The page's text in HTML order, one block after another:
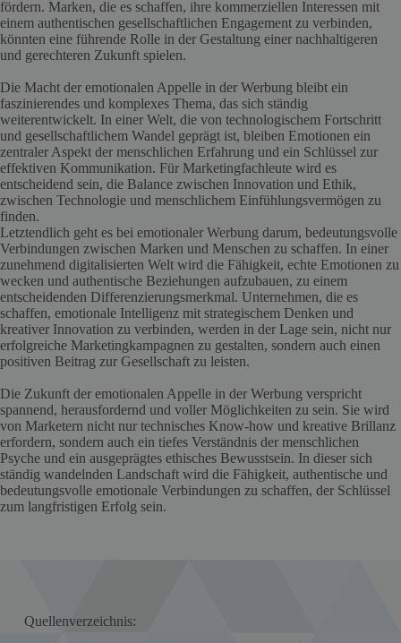
fördern. Marken, die es schaffen, ihre kommerziellen Interessen mit
einem authentischen gesellschaftlichen Engagement zu verbinden,
könnten eine führende Rolle in der Gestaltung einer nachhaltigeren
und gerechteren Zukunft spielen.
Die Macht der emotionalen Appelle in der Werbung bleibt ein
faszinierendes und komplexes Thema, das sich ständig
weiterentwickelt. In einer Welt, die von technologischem Fortschritt
und gesellschaftlichem Wandel geprägt ist, bleiben Emotionen ein
zentraler Aspekt der menschlichen Erfahrung und ein Schlüssel zur
effektiven Kommunikation. Für Marketingfachleute wird es
entscheidend sein, die Balance zwischen Innovation und Ethik,
zwischen Technologie und menschlichem Einfühlungsvermögen zu
finden.
Letztendlich geht es bei emotionaler Werbung darum, bedeutungsvolle
Verbindungen zwischen Marken und Menschen zu schaffen. In einer
zunehmend digitalisierten Welt wird die Fähigkeit, echte Emotionen zu
wecken und authentische Beziehungen aufzubauen, zu einem
entscheidenden Differenzierungsmerkmal. Unternehmen, die es
schaffen, emotionale Intelligenz mit strategischem Denken und
kreativer Innovation zu verbinden, werden in der Lage sein, nicht nur
erfolgreiche Marketingkampagnen zu gestalten, sondern auch einen
positiven Beitrag zur Gesellschaft zu leisten.
Die Zukunft der emotionalen Appelle in der Werbung verspricht
spannend, herausfordernd und voller Möglichkeiten zu sein. Sie wird
von Marketern nicht nur technisches Know-how und kreative Brillanz
erfordern, sondern auch ein tiefes Verständnis der menschlichen
Psyche und ein ausgeprägtes ethisches Bewusstsein. In dieser sich
ständig wandelnden Landschaft wird die Fähigkeit, authentische und
bedeutungsvolle emotionale Verbindungen zu schaffen, der Schlüssel
zum langfristigen Erfolg sein.
Quellenverzeichnis: